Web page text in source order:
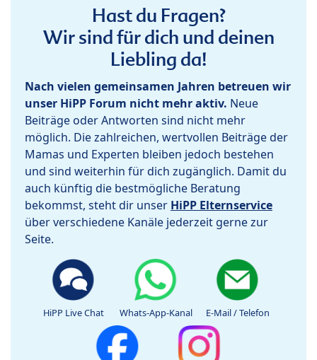
Hast du Fragen?
Wir sind für dich und deinen
Liebling da!
Nach vielen gemeinsamen Jahren betreuen wir
unser HiPP Forum nicht mehr aktiv. Neue
Beiträge oder Antworten sind nicht mehr
möglich. Die zahlreichen, wertvollen Beiträge der
Mamas und Experten bleiben jedoch bestehen
und sind weiterhin für dich zugänglich. Damit du
auch künftig die bestmögliche Beratung
bekommst, steht dir unser HiPP Elternservice
über verschiedene Kanäle jederzeit gerne zur
Seite.
HiPP Live Chat Whats-App-Kanal E-Mail / Telefon